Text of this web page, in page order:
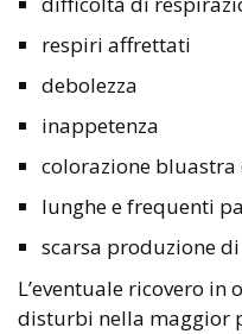
respiri affrettati
debolezza
inappetenza
colorazione bluastra
lunghe e frequenti
scarsa produzione
L’eventuale ricovero in
disturbi nella maggior